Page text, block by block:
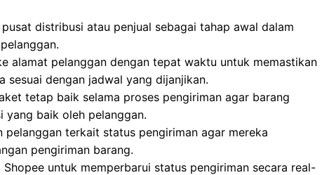
distribusi atau penjual sebagai tahap awal dalam
alamat pelanggan dengan tepat waktu untuk memastikan
sesuai dengan jadwal yang dijanjikan.
tetap baik selama proses pengiriman agar barang
yang baik oleh pelanggan.
pelanggan terkait status pengiriman agar mereka
pengiriman barang.
Shopee untuk memperbarui status pengiriman secara real-